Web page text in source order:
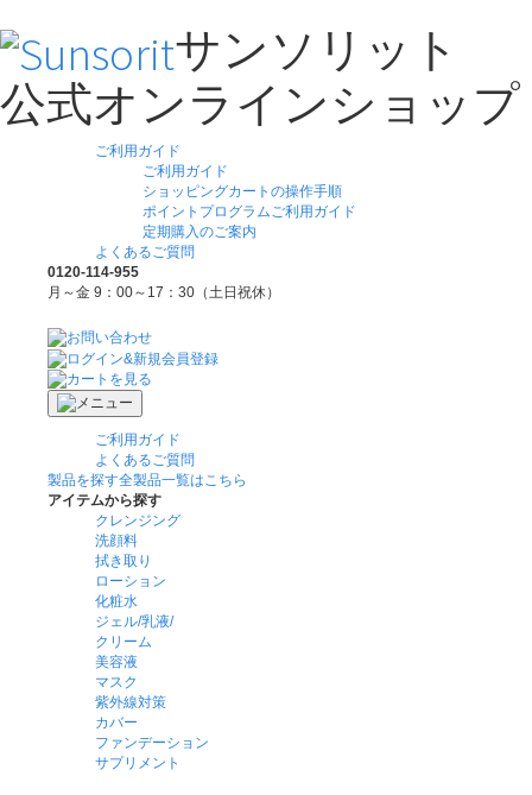
サンソリット
公式オンラインショップ
ご利用ガイド
ご利用ガイド
ショッピングカートの操作手順
ポイントプログラムご利用ガイド
定期購入のご案内
よくあるご質問
0120-114-955
月～金 9：00～17：30（土日祝休）
ご利用ガイド
よくあるご質問
製品を探す全製品一覧はこちら
アイテムから探す
クレンジング
洗顔料
拭き取り
ローション
化粧水
ジェル/乳液/
クリーム
美容液
マスク
紫外線対策
カバー
ファンデーション
サプリメント